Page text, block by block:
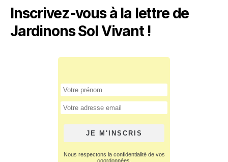
Inscrivez-vous à la lettre de
Jardinons Sol Vivant !